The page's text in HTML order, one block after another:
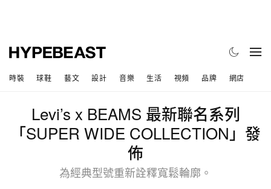
時裝 球鞋 藝文 設計 音樂 生活 視頻 品牌 網店
Levi’s x BEAMS 最新聯名系列
「SUPER WIDE COLLECTION」發
佈
為經典型號重新詮釋寬鬆輪廓。